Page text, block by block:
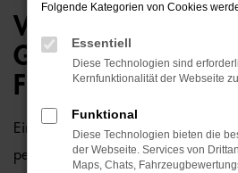
VW CRAFTER
FÜR BREMEN
Ein VW Crafter Gebrauchtwagen
perfekt zusammen. Dies ließe sich
Folgende Kategorien von Cookies
Essentiell
Diese Technologien sind
Kernfunktionalität der Webseite
Funktional
Diese Technologien bieten die
der Webseite. Services von
Maps, Chats,